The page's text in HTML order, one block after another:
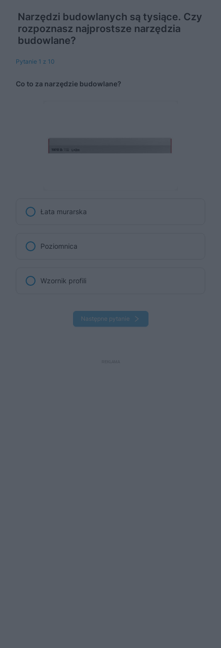
Narzędzi budowlanych są tysiące. Czy
rozpoznasz najprostsze narzędzia
budowlane?
Pytanie 1 z 10
Co to za narzędzie budowlane?
Łata murarska
Poziomnica
Wzornik profili
Następne pytanie